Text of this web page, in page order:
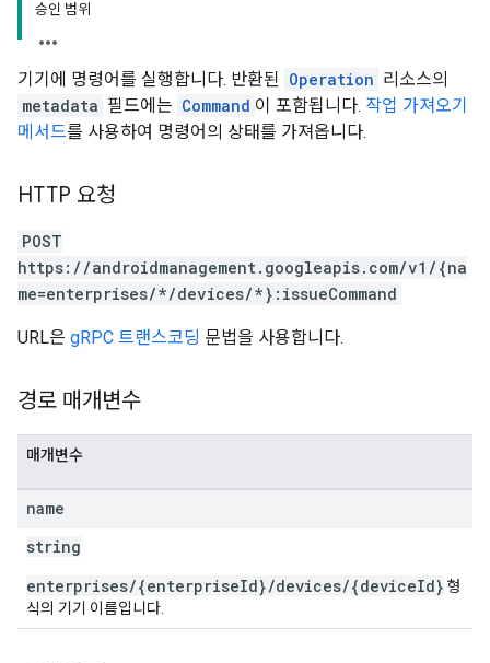
승인 범위
기기에 명령어를 실행합니다. 반환된 Operation 리소스의
metadata 필드에는 Command 이 포함됩니다. 작업 가져오기
메서드를 사용하여 명령어의 상태를 가져옵니다.
HTTP 요청
POST
https://androidmanagement.googleapis.com/v1/{na
me=enterprises/*/devices/*}:issueCommand
URL은 gRPC 트랜스코딩 문법을 사용합니다.
경로 매개변수
매개변수
name
string
enterprises/{enterpriseId}/devices/{deviceId} 형
식의 기기 이름입니다.